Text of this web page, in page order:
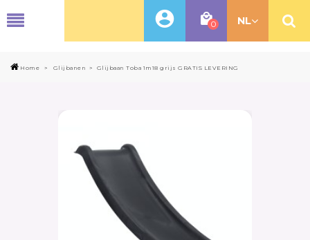
0 NL
Home > Glijbanen > Glijbaan Toba 1m18 grijs GRATIS LEVERING